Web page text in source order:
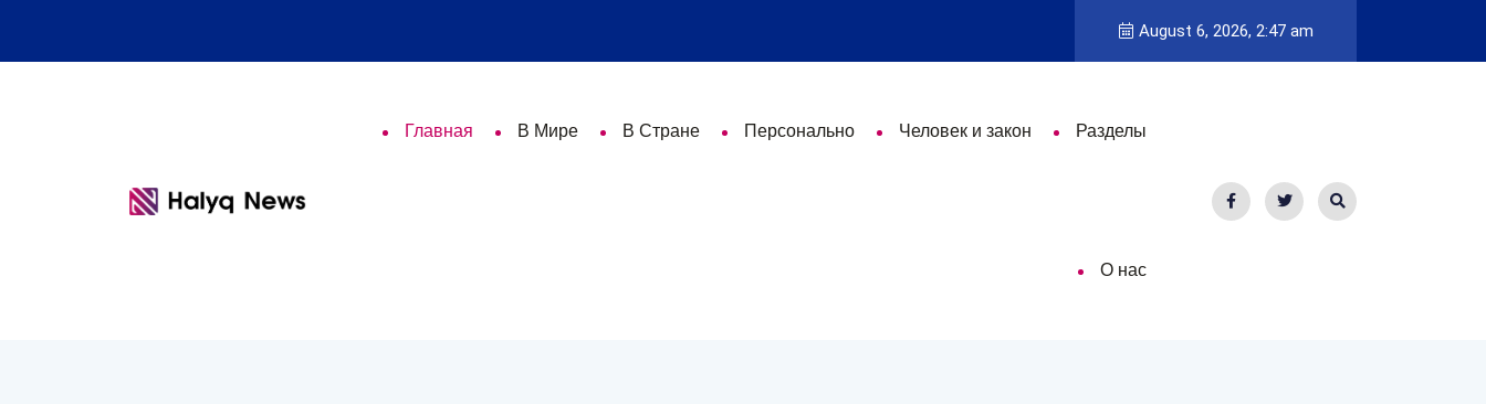
August 6, 2026, 2:47 am
Главная В Мире В Стране Персонально Человек и закон Разделы
О нас